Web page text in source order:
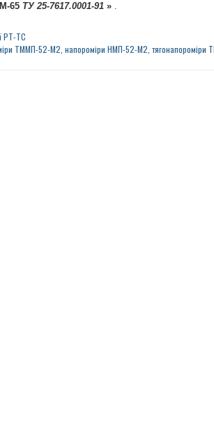
65 ТУ 25-7617.0001-91 » .
РТ-ТС
ТММП-52-М2, напороміри НМП-52-М2, тягонапороміри